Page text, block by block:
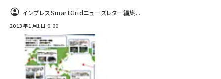
インプレスSmartGridニューズレター編集...
2013年1月1日 0:00